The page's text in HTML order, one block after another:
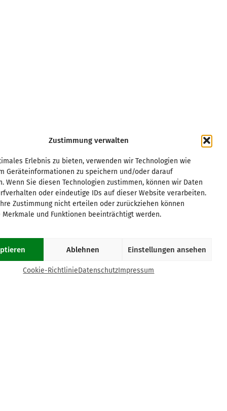
Zustimmung verwalten
Erlebnis zu bieten, verwenden wir Technologien wie
Geräteinformationen zu speichern und/oder darauf
Wenn Sie diesen Technologien zustimmen, können wir Daten
oder eindeutige IDs auf dieser Website verarbeiten.
Zustimmung nicht erteilen oder zurückziehen können
Merkmale und Funktionen beeinträchtigt werden.
Ablehnen Einstellungen ansehen
Cookie-RichtlinieDatenschutzImpressum
Leipzig
Magdeburg
München
Münster
Osnabrück
Paderborn
Rhein/Main
Ruhrgebiet
Saar/Trier
Stuttgart
Würzburg
COOKIE-RICHTLINIE (EU)